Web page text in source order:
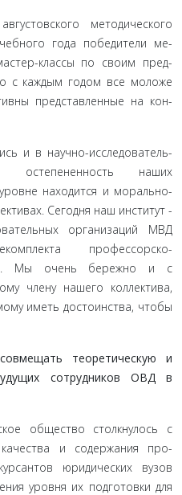
методическо­го
года победители ме­
классы по своим пред­
с каждым годом все моложе
представленные на кон­
и в научно-исследователь­
наших
находится и морально-
Сегодня наш институт -
организаций МВД
профессорско-
Мы очень бережно и с
члену на­шего коллектива,
иметь достоинства, чтобы
теоретическую и
сотрудников ОВД в
общество столкнулось с
и содержания про­
юридических вузов
уровня их подготовки для